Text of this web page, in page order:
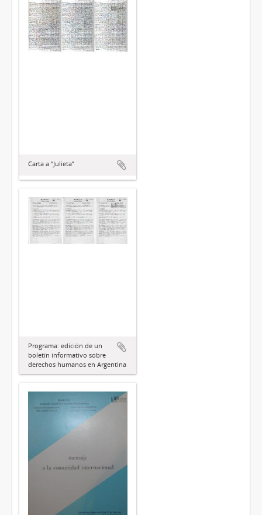
Carta a “Julieta”
Programa: edición de un
boletín informativo sobre
derechos humanos en Argentina